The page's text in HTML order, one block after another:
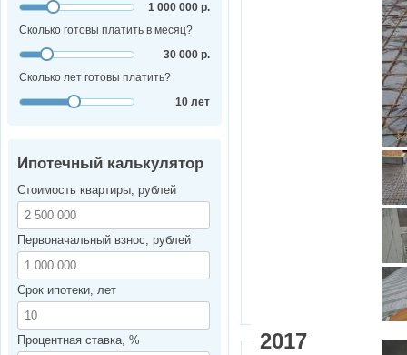
2017
1 000 000 р.
Сколько готовы платить в месяц?
30 000 р.
Сколько лет готовы платить?
10 лет
Ипотечный калькулятор
Стоимость квартиры, рублей
Первоначальный взнос, рублей
Срок ипотеки, лет
Процентная ставка, %